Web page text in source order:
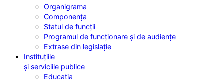
Organigrama
Componența
Statul de funcții
Programul de funcționare și de audiențe
Extrase din legislație
Instituțiile
și serviciile publice
Educația